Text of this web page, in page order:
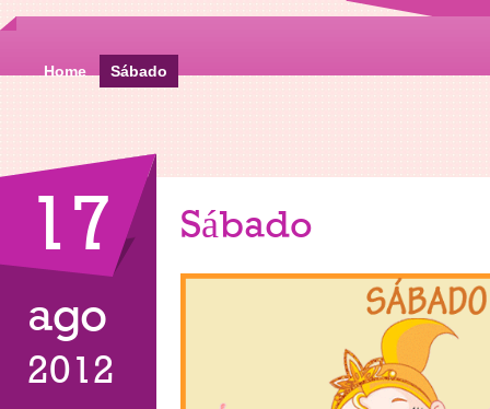
Home Sábado
17
ago
2012
Sábado